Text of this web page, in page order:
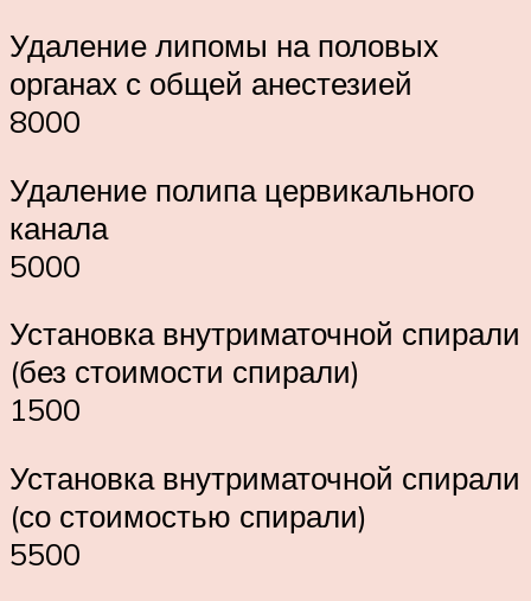
Удаление липомы на половых
органах с общей анестезией
8000
Удаление полипа цервикального
канала
5000
Установка внутриматочной спирали
(без стоимости спирали)
1500
Установка внутриматочной спирали
(со стоимостью спирали)
5500